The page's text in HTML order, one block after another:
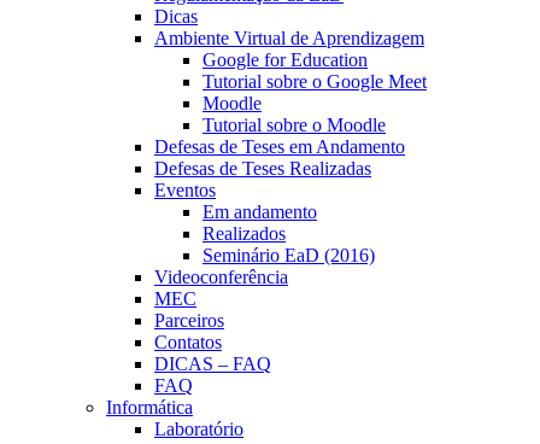
Dicas
Ambiente Virtual de Aprendizagem
Google for Education
Tutorial sobre o Google Meet
Moodle
Tutorial sobre o Moodle
Defesas de Teses em Andamento
Defesas de Teses Realizadas
Eventos
Em andamento
Realizados
Seminário EaD (2016)
Videoconferência
MEC
Parceiros
Contatos
DICAS – FAQ
FAQ
Informática
Laboratório